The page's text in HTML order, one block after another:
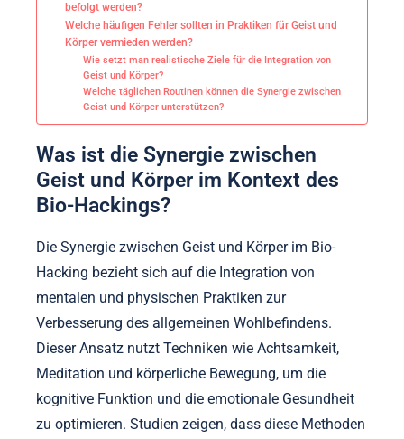
befolgt werden?
Welche häufigen Fehler sollten in Praktiken für Geist und
Körper vermieden werden?
Wie setzt man realistische Ziele für die Integration von
Geist und Körper?
Welche täglichen Routinen können die Synergie zwischen
Geist und Körper unterstützen?
Was ist die Synergie zwischen
Geist und Körper im Kontext des
Bio-Hackings?
Die Synergie zwischen Geist und Körper im Bio-
Hacking bezieht sich auf die Integration von
mentalen und physischen Praktiken zur
Verbesserung des allgemeinen Wohlbefindens.
Dieser Ansatz nutzt Techniken wie Achtsamkeit,
Meditation und körperliche Bewegung, um die
kognitive Funktion und die emotionale Gesundheit
zu optimieren. Studien zeigen, dass diese Methoden